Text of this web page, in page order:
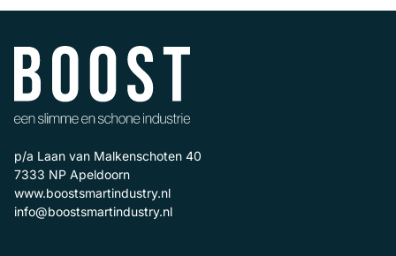
p/a Laan van Malkenschoten 40
7333 NP Apeldoorn
www.boostsmartindustry.nl
info@boostsmartindustry.nl